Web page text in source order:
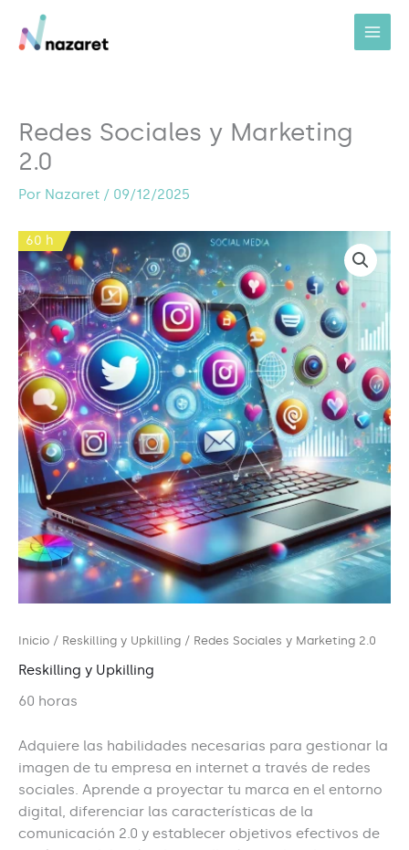
contenido
Redes Sociales y Marketing
2.0
Por Nazaret / 09/12/2025
60 h
Inicio / Reskilling y Upkilling / Redes Sociales y Marketing 2.0
Reskilling y Upkilling
60 horas
Adquiere las habilidades necesarias para gestionar la
imagen de tu empresa en internet a través de redes
sociales. Aprende a proyectar tu marca en el entorno
digital, diferenciar las características de la
comunicación 2.0 y establecer objetivos efectivos de